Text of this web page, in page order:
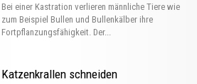
Bei einer Kastration verlieren männliche Tiere wie
zum Beispiel Bullen und Bullenkälber ihre
Fortpflanzungsfähigkeit. Der...
Katzenkrallen schneiden